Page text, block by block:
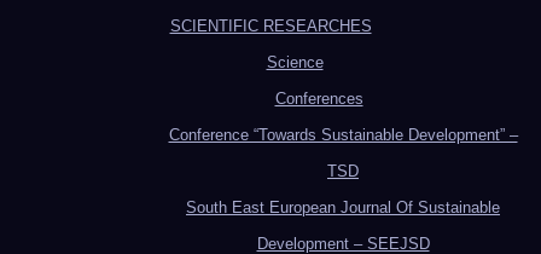
SCIENTIFIC RESEARCHES
Science
Conferences
Conference “Towards Sustainable Development” –
TSD
South East European Journal Of Sustainable
Development – SEEJSD